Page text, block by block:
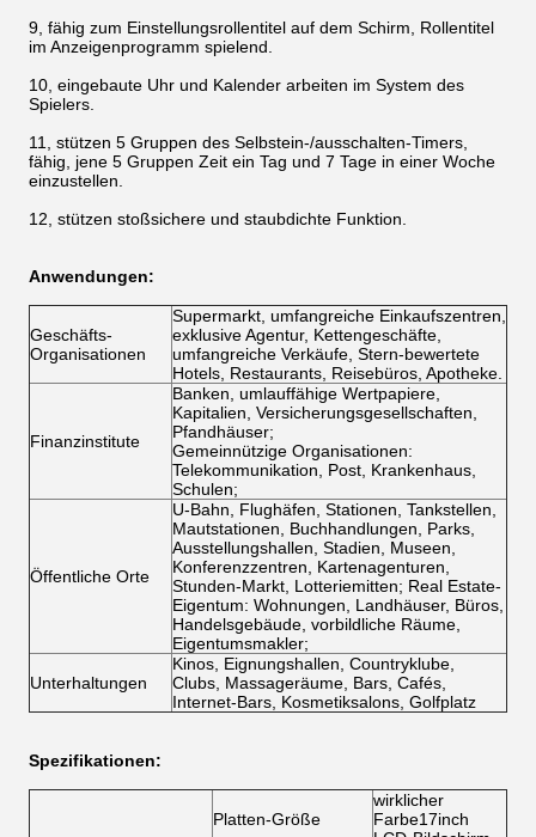
9, fähig zum Einstellungsrollentitel auf dem Schirm, Rollentitel
im Anzeigenprogramm spielend.
10, eingebaute Uhr und Kalender arbeiten im System des
Spielers.
11, stützen 5 Gruppen des Selbstein-/ausschalten-Timers,
fähig, jene 5 Gruppen Zeit ein Tag und 7 Tage in einer Woche
einzustellen.
12, stützen stoßsichere und staubdichte Funktion.
Anwendungen:
Geschäfts-
Organisationen
Supermarkt, umfangreiche Einkaufszentren,
exklusive Agentur, Kettengeschäfte,
umfangreiche Verkäufe, Stern-bewertete
Hotels, Restaurants, Reisebüros, Apotheke.
Finanzinstitute
Banken, umlauffähige Wertpapiere,
Kapitalien, Versicherungsgesellschaften,
Pfandhäuser;
Gemeinnützige Organisationen:
Telekommunikation, Post, Krankenhaus,
Schulen;
Öffentliche Orte
U-Bahn, Flughäfen, Stationen, Tankstellen,
Mautstationen, Buchhandlungen, Parks,
Ausstellungshallen, Stadien, Museen,
Konferenzzentren, Kartenagenturen,
Stunden-Markt, Lotteriemitten; Real Estate-
Eigentum: Wohnungen, Landhäuser, Büros,
Handelsgebäude, vorbildliche Räume,
Eigentumsmakler;
Unterhaltungen
Kinos, Eignungshallen, Countryklube,
Clubs, Massageräume, Bars, Cafés,
Internet-Bars, Kosmetiksalons, Golfplatz
Spezifikationen:
Platten-Größe
wirklicher
Farbe17inch